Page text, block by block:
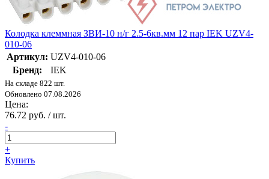
Колодка клеммная ЗВИ-10 н/г 2.5-6кв.мм 12 пар IEK UZV4-
010-06
Артикул: UZV4-010-06
Бренд:
IEK
На складе 822 шт.
Обновлено 07.08.2026
Цена:
76.72 руб. / шт.
-
+
Купить